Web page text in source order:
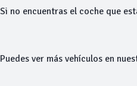
Si no encuentras el coche que
Puedes ver más vehículos en